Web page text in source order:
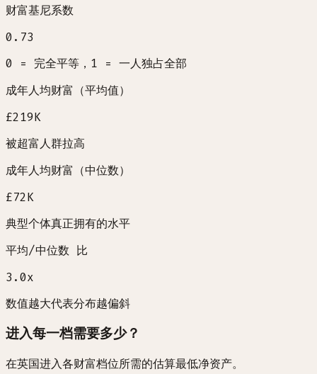
财富基尼系数
0.73
0 = 完全平等，1 = 一人独占全部
成年人均财富（平均值）
£219K
被超富人群拉高
成年人均财富（中位数）
£72K
典型个体真正拥有的水平
平均/中位数 比
3.0x
数值越大代表分布越偏斜
进入每一档需要多少？
在英国进入各财富档位所需的估算最低净资产。